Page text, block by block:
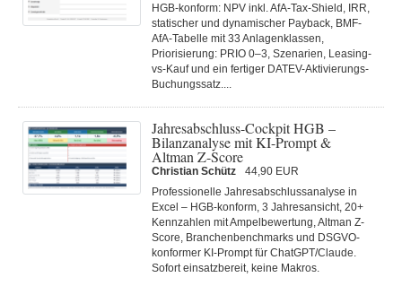
HGB-konform: NPV inkl. AfA-Tax-Shield, IRR,
statischer und dynamischer Payback, BMF-
AfA-Tabelle mit 33 Anlagenklassen,
Priorisierung: PRIO 0–3, Szenarien, Leasing-
vs-Kauf und ein fertiger DATEV-Aktivierungs-
Buchungssatz....
Jahresabschluss-Cockpit HGB –
Bilanzanalyse mit KI-Prompt &
Altman Z-Score
Christian Schütz
44,90 EUR
Professionelle Jahresabschlussanalyse in
Excel – HGB-konform, 3 Jahresansicht, 20+
Kennzahlen mit Ampelbewertung, Altman Z-
Score, Branchenbenchmarks und DSGVO-
konformer KI-Prompt für ChatGPT/Claude.
Sofort einsatzbereit, keine Makros.